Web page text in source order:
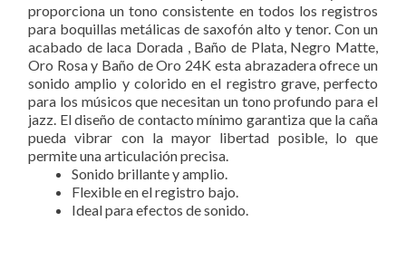
proporciona un tono consistente en todos los registros
para boquillas metálicas de saxofón alto y tenor. Con un
acabado de laca Dorada , Baño de Plata, Negro Matte,
Oro Rosa y Baño de Oro 24K esta abrazadera ofrece un
sonido amplio y colorido en el registro grave, perfecto
para los músicos que necesitan un tono profundo para el
jazz. El diseño de contacto mínimo garantiza que la caña
pueda vibrar con la mayor libertad posible, lo que
permite una articulación precisa.
Sonido brillante y amplio.
Flexible en el registro bajo.
Ideal para efectos de sonido.